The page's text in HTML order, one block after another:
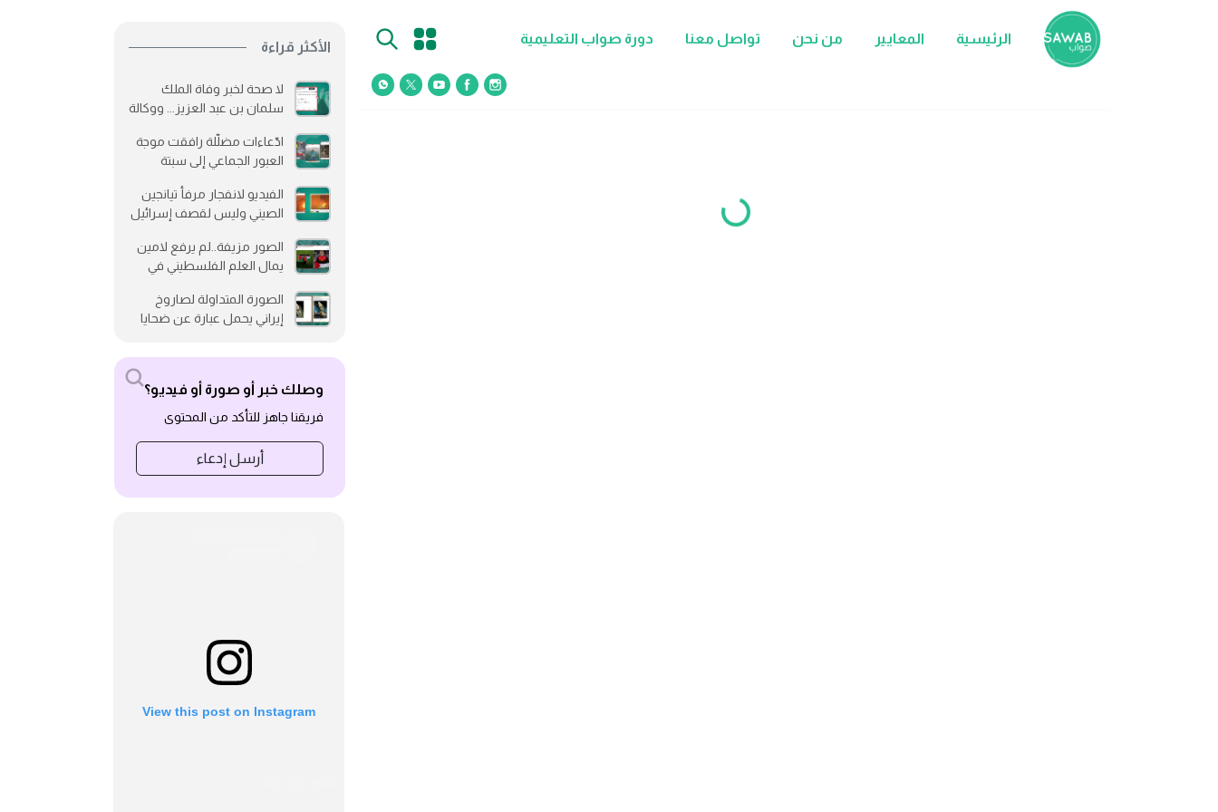
الرئيسية المعايير من نحن تواصل معنا دورة صواب التعليمية
الأكثر قراءة
لا صحة لخبر وفاة الملك
سلمان بن عبد العزيز... ووكالة
ادّعاءات مضلّلة رافقت موجة
العبور الجماعي إلى سبتة
الفيديو لانفجار مرفأ تيانجين
الصيني وليس لقصف إسرائيل
الصور مزيفة..لم يرفع لامين
يمال العلم الفلسطيني في
الصورة المتداولة لصاروخ
إيراني يحمل عبارة عن ضحايا
وصلك خبر أو صورة أو فيديو؟
فريقنا جاهز للتأكد من المحتوى
أرسل إدعاء
View this post on Instagram